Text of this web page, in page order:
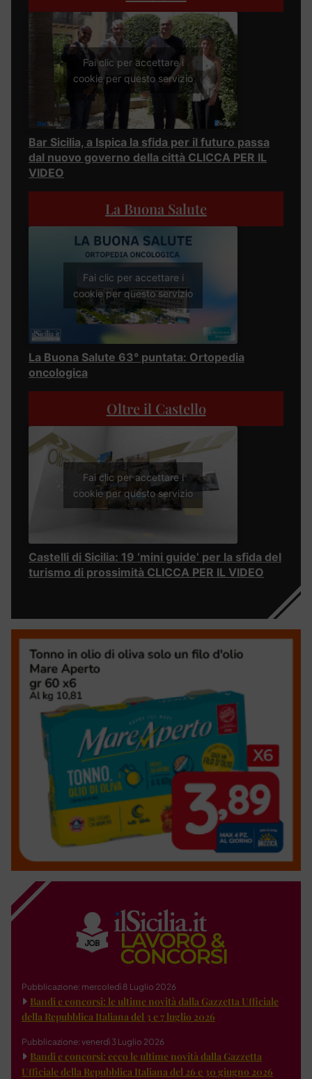
Fai clic per accettare i
cookie per questo servizio
Bar Sicilia, a Ispica la sfida per il futuro passa
dal nuovo governo della città CLICCA PER IL
VIDEO
La Buona Salute
Fai clic per accettare i
cookie per questo servizio
La Buona Salute 63° puntata: Ortopedia
oncologica
Oltre il Castello
Fai clic per accettare i
cookie per questo servizio
Castelli di Sicilia: 19 ‘mini guide’ per la sfida del
turismo di prossimità CLICCA PER IL VIDEO
Pubblicazione: mercoledì 8 Luglio 2026
Bandi e concorsi: le ultime novità dalla Gazzetta Ufficiale
della Repubblica Italiana del 3 e 7 luglio 2026
Pubblicazione: venerdì 3 Luglio 2026
Bandi e concorsi: ecco le ultime novità dalla Gazzetta
Ufficiale della Repubblica Italiana del 26 e 30 giugno 2026